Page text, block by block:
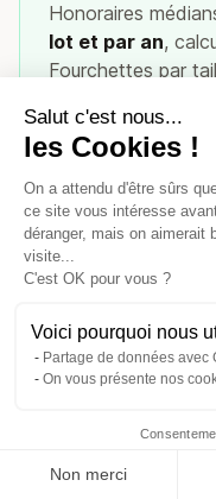
Salut c'est nous...
les Cookies !
On a attendu d'être sûrs
ce site vous intéresse
déranger, mais on aimerait
visite...
C'est OK pour vous ?
Voici pourquoi nous
Partage de données avec
On vous présente nos
Non merci
Honoraires
lot et par an,
Fourchettes par
Voir les tarifs à
Syndics dans
Syndics à